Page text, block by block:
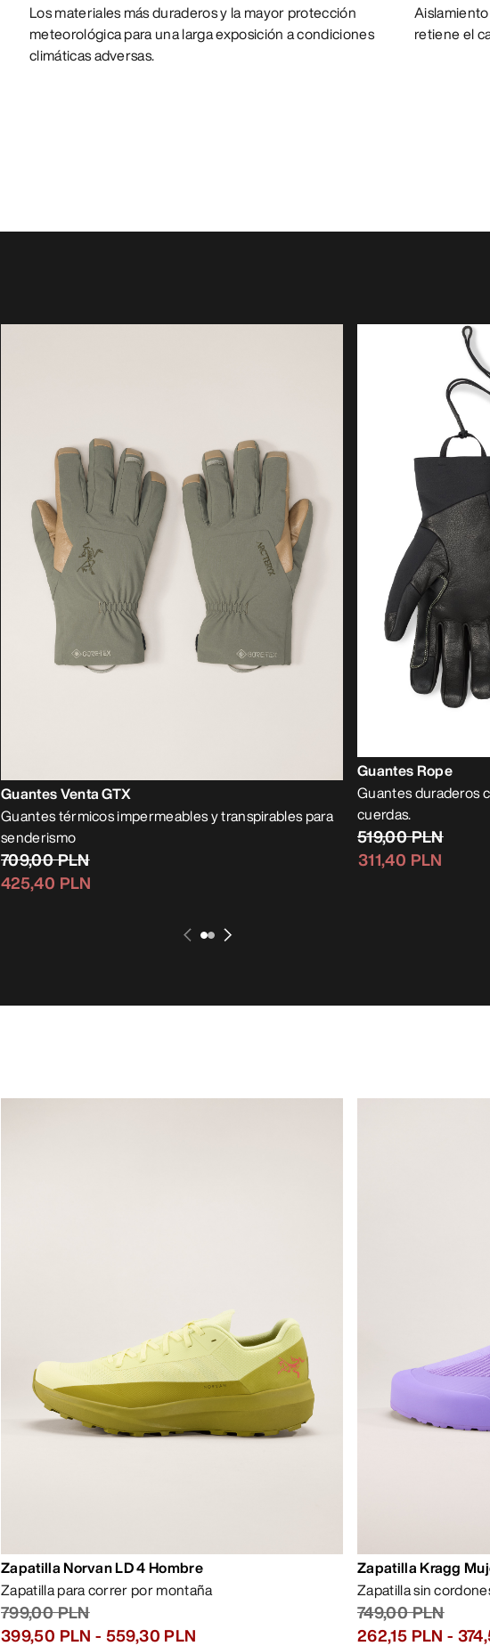
Los materiales más duraderos y la mayor protección
meteorológica para una larga exposición a condiciones
climáticas adversas.
retiene el
Guantes Venta GTX
Guantes térmicos impermeables y transpirables para
senderismo
709,00 PLN
425,40 PLN
Guantes Rope
Guantes duraderos
cuerdas.
519,00 PLN
311,40 PLN
Zapatilla Norvan LD 4 Hombre
Zapatilla para correr por montaña
799,00 PLN
399,50 PLN - 559,30 PLN
Zapatilla Kragg
Zapatilla sin
749,00 PLN
262,15 PLN -